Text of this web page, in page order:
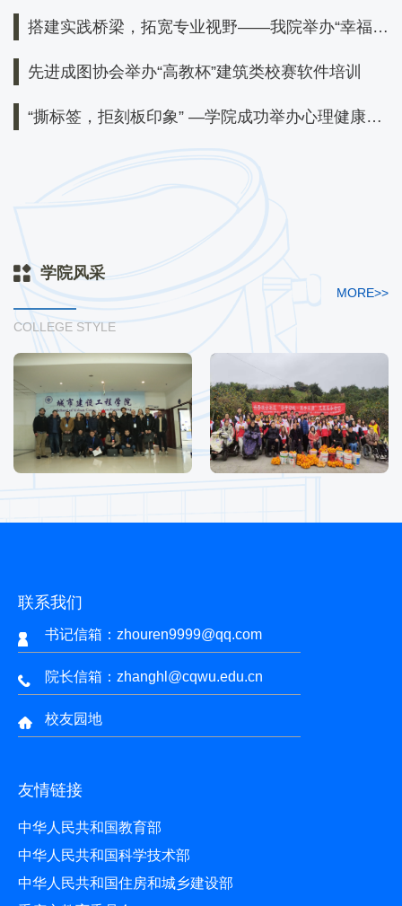
搭建实践桥梁，拓宽专业视野——我院举办“幸福河
先进成图协会举办“高教杯”建筑类校赛软件培训
“撕标签，拒刻板印象” —学院成功举办心理健康主
学院风采
COLLEGE STYLE
MORE>>
友情链接
中华人民共和国教育部
中华人民共和国科学技术部
中华人民共和国住房和城乡建设部
联系我们
书记信箱：zhouren9999@qq.com
院长信箱：zhanghl@cqwu.edu.cn
校友园地